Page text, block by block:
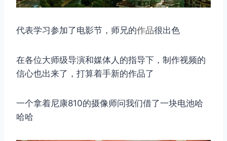
代表学习参加了电影节，师兄的作品很出色
在各位大师级导演和媒体人的指导下，制作视频的
信心也出来了，打算着手新的作品了
一个拿着尼康810的摄像师问我们借了一块电池哈
哈哈